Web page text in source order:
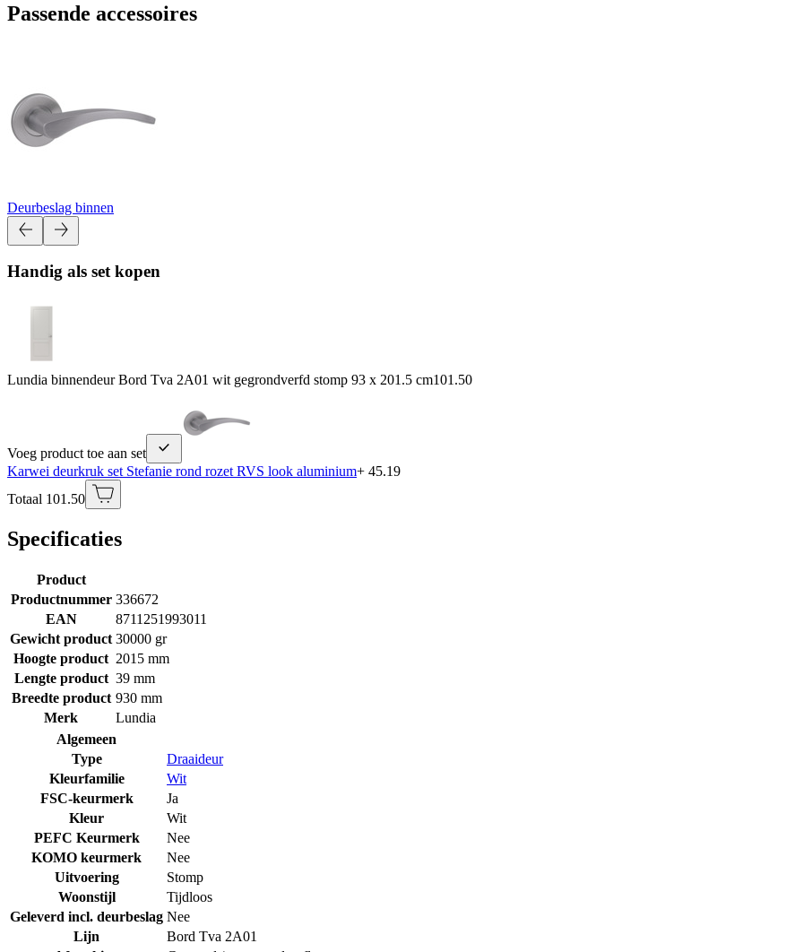
Passende accessoires
Deurbeslag binnen
Handig als set kopen
Lundia binnendeur Bord Tva 2A01 wit gegrondverfd stomp 93 x 201.5 cm101.50
Voeg product toe aan set
Karwei deurkruk set Stefanie rond rozet RVS look aluminium+ 45.19
Totaal 101.50
Specificaties
Product
Productnummer 336672
EAN
8711251993011
Gewicht product 30000 gr
Hoogte product 2015 mm
Lengte product 39 mm
Breedte product 930 mm
Merk
Lundia
Algemeen
Type
Draaideur
Kleurfamilie
Wit
FSC-keurmerk
Ja
Kleur
Wit
PEFC Keurmerk
Nee
KOMO keurmerk
Nee
Uitvoering
Stomp
Woonstijl
Tijdloos
Geleverd incl. deurbeslag Nee
Lijn
Bord Tva 2A01